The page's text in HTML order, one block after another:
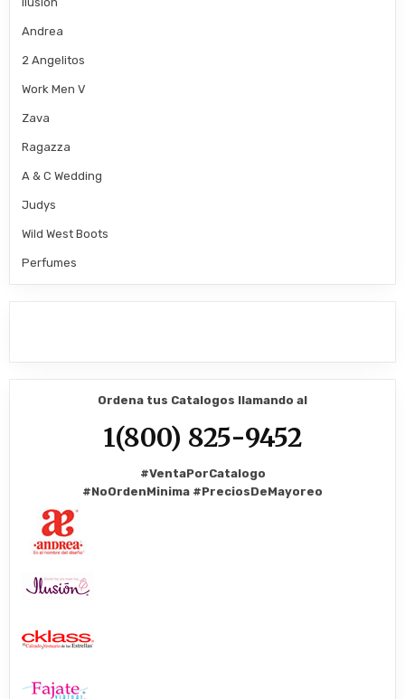
Andrea
2 Angelitos
Work Men V
Zava
Ragazza
A & C Wedding
Judys
Wild West Boots
Perfumes
Ordena tus Catalogos llamando al
1(800) 825-9452
#VentaPorCatalogo
#NoOrdenMinima #PreciosDeMayoreo